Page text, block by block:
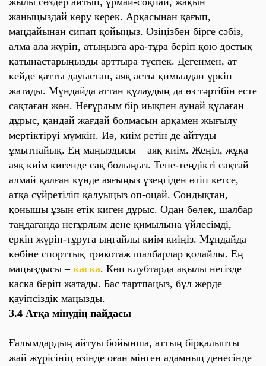
жаныңыздай көру керек. Арқасынан қағып,
маңдайынан сипап қойыңыз. Өзіңізбен бірге сәбіз,
алма ала жүріп, атыңызға ара-тұра беріп қою достық
қатынастарыңызды арттыра түспек. Дегенмен, ат
кейде қатты дауыстан, аяқ асты қимылдан үркіп
жатады. Мұндайда аттан құлаудың да өз тәртібін есте
сақтаған жөн. Неғұрлым бір иықпен аунай құлаған
дұрыс, қандай жағдай болмасын арқамен жығылу
мертіктіруі мүмкін. Иә, киім ретін де айтуды
ұмытпайық. Ең маңыздысы – аяқ киім. Жеңіл, жұқа
аяқ киім кигенде сақ болыңыз. Тепе-теңдікті сақтай
алмай қалған күнде аяғыңыз үзеңгіден өтіп кетсе,
атқа сүйретіліп қалуыңыз оп-оңай. Сондықтан,
қонышы ұзын етік киген дұрыс. Одан бөлек, шалбар
таңдағанда неғұрлым дене қимылына үйлесімді,
еркін жүріп-тұруға ыңғайлы киім киіңіз. Мұндайда
көбіне спорттық трикотаж шалбарлар қолайлы. Ең
маңыздысы – каска. Көп клубтарда ақылы негізде
каска беріп жатады. Бас тартпаңыз, бұл жерде
қауіпсіздік маңызды.
3.4 Атқа мінудің пайдасы
Ғалымдардың айтуы бойынша, аттың бірқалыпты
жай жүрісінің өзінде оған мінген адамның денесінде